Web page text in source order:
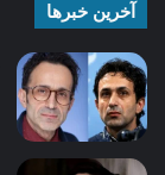
آخرین خبرها